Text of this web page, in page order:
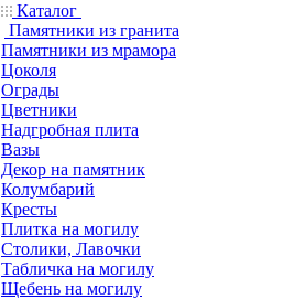
Каталог
Памятники из гранита
Памятники из мрамора
Цоколя
Ограды
Цветники
Надгробная плита
Вазы
Декор на памятник
Колумбарий
Кресты
Плитка на могилу
Столики, Лавочки
Табличка на могилу
Щебень на могилу